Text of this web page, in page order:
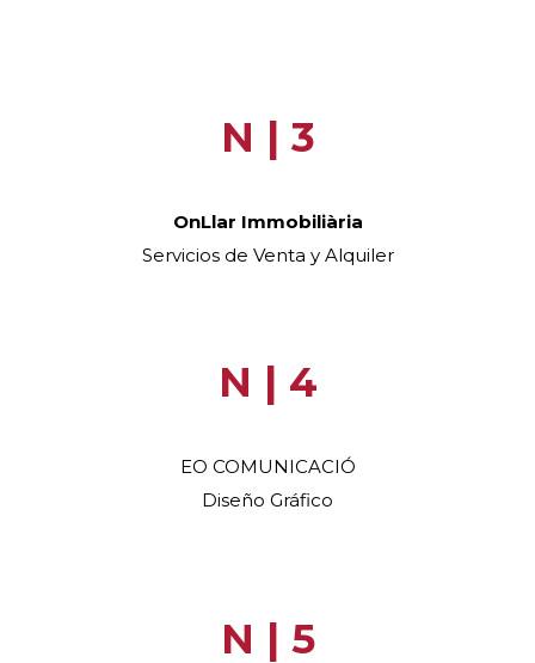
N | 3
OnLlar Immobiliària
Servicios de Venta y Alquiler
N | 4
EO COMUNICACIÓ
Diseño Gráfico
N | 5